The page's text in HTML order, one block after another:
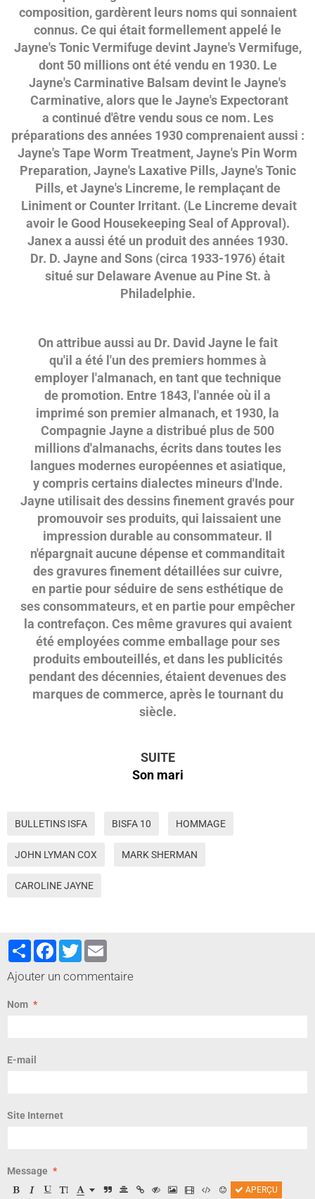
composition, gardèrent leurs noms qui sonnaient
connus. Ce qui était formellement appelé le
Jayne's Tonic Vermifuge devint Jayne's Vermifuge,
dont 50 millions ont été vendu en 1930. Le
Jayne's Carminative Balsam devint le Jayne's
Carminative, alors que le Jayne's Expectorant
a continué d'être vendu sous ce nom. Les
préparations des années 1930 comprenaient aussi :
Jayne's Tape Worm Treatment, Jayne's Pin Worm
Preparation, Jayne's Laxative Pills, Jayne's Tonic
Pills, et Jayne's Lincreme, le remplaçant de
Liniment or Counter Irritant. (Le Lincreme devait
avoir le Good Housekeeping Seal of Approval).
Janex a aussi été un produit des années 1930.
Dr. D. Jayne and Sons (circa 1933-1976) était
situé sur Delaware Avenue au Pine St. à
Philadelphie.
On attribue aussi au Dr. David Jayne le fait
qu'il a été l'un des premiers hommes à
employer l'almanach, en tant que technique
de promotion. Entre 1843, l'année où il a
imprimé son premier almanach, et 1930, la
Compagnie Jayne a distribué plus de 500
millions d'almanachs, écrits dans toutes les
langues modernes européennes et asiatique,
y compris certains dialectes mineurs d'Inde.
Jayne utilisait des dessins finement gravés pour
promouvoir ses produits, qui laissaient une
impression durable au consommateur. Il
n'épargnait aucune dépense et commanditait
des gravures finement détaillées sur cuivre,
en partie pour séduire de sens esthétique de
ses consommateurs, et en partie pour empêcher
la contrefaçon. Ces même gravures qui avaient
été employées comme emballage pour ses
produits embouteillés, et dans les publicités
pendant des décennies, étaient devenues des
marques de commerce, après le tournant du
siècle.
SUITE
Son mari
BULLETINS ISFA BISFA 10 HOMMAGE
JOHN LYMAN COX MARK SHERMAN
CAROLINE JAYNE
PartagerFacebook
Twitter
Ajouter un commentaire
Nom
E-mail
Site Internet
Message
APERÇU